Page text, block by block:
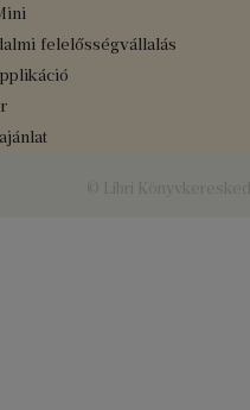
felelősségvállalás